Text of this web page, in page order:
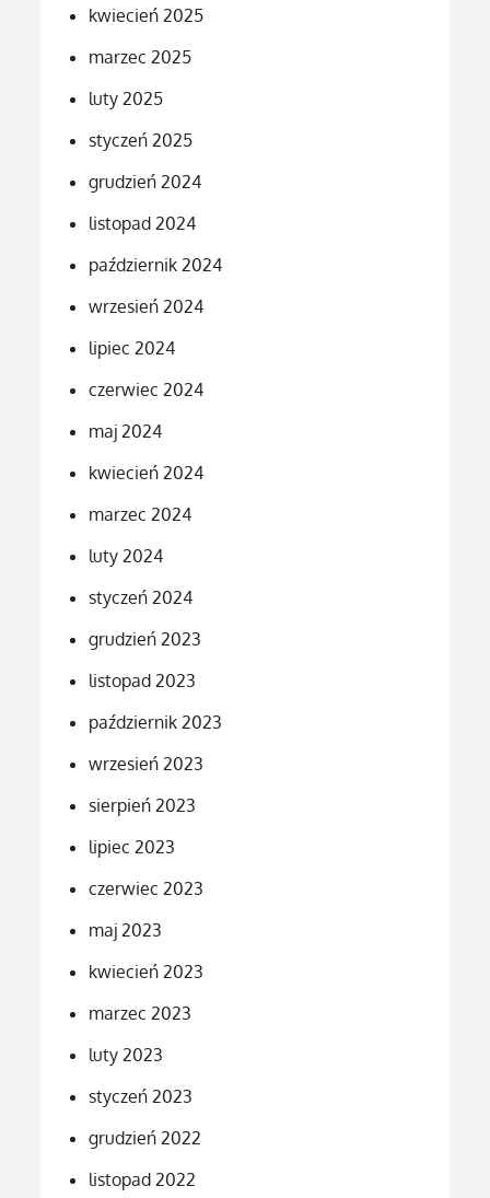
kwiecień 2025
marzec 2025
luty 2025
styczeń 2025
grudzień 2024
listopad 2024
październik 2024
wrzesień 2024
lipiec 2024
czerwiec 2024
maj 2024
kwiecień 2024
marzec 2024
luty 2024
styczeń 2024
grudzień 2023
listopad 2023
październik 2023
wrzesień 2023
sierpień 2023
lipiec 2023
czerwiec 2023
maj 2023
kwiecień 2023
marzec 2023
luty 2023
styczeń 2023
grudzień 2022
listopad 2022